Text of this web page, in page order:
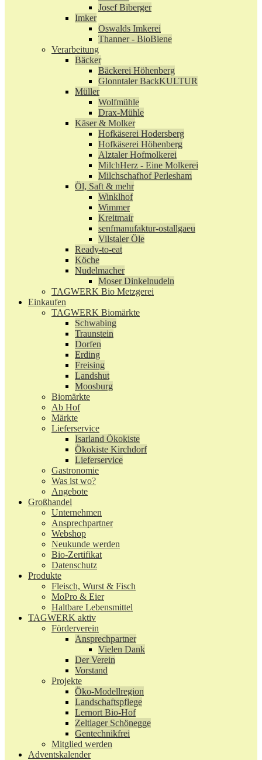
Josef Biberger
Imker
Oswalds Imkerei
Thanner - BioBiene
Verarbeitung
Bäcker
Bäckerei Höhenberg
Glonntaler BackKULTUR
Müller
Wolfmühle
Drax-Mühle
Käser & Molker
Hofkäserei Hodersberg
Hofkäserei Höhenberg
Alztaler Hofmolkerei
MilchHerz - Eine Molkerei
Milchschafhof Perlesham
Öl, Saft & mehr
Winklhof
Wimmer
Kreitmair
senfmanufaktur-ostallgaeu
Vilstaler Öle
Ready-to-eat
Köche
Nudelmacher
Moser Dinkelnudeln
TAGWERK Bio Metzgerei
Einkaufen
TAGWERK Biomärkte
Schwabing
Traunstein
Dorfen
Erding
Freising
Landshut
Moosburg
Biomärkte
Ab Hof
Märkte
Lieferservice
Isarland Ökokiste
Ökokiste Kirchdorf
Lieferservice
Gastronomie
Was ist wo?
Angebote
Großhandel
Unternehmen
Ansprechpartner
Webshop
Neukunde werden
Bio-Zertifikat
Datenschutz
Produkte
Fleisch, Wurst & Fisch
MoPro & Eier
Haltbare Lebensmittel
TAGWERK aktiv
Förderverein
Ansprechpartner
Vielen Dank
Der Verein
Vorstand
Projekte
Öko-Modellregion
Landschaftspflege
Lernort Bio-Hof
Zeltlager Schönegge
Gentechnikfrei
Mitglied werden
Adventskalender